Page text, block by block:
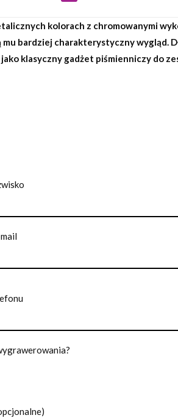
kolorach z chromowanymi
bardziej charakterystyczny wygląd.
klasyczny gadżet piśmienniczy do